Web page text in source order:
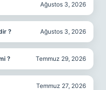
Ağustos 3, 2026
? Ağustos 3, 2026
? Temmuz 29, 2026
Temmuz 27, 2026